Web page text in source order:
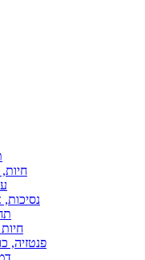
נסיכות,
פנטזיה,